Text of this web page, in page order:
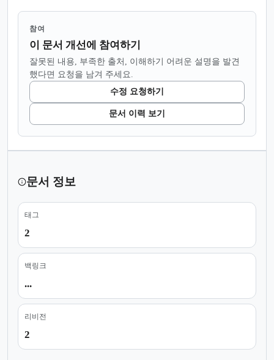
참여
이 문서 개선에 참여하기
잘못된 내용, 부족한 출처, 이해하기 어려운 설명을 발견
했다면 요청을 남겨 주세요.
수정 요청하기
문서 이력 보기
문서 정보
태그
2
백링크
...
리비전
2